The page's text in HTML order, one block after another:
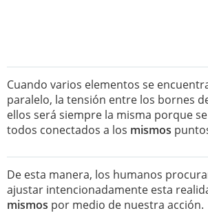
Cuando varios elementos se
paralelo, la tensión entre los bornes
ellos será siempre la misma porque
todos conectados a los mismos
De esta manera, los humanos
ajustar intencionadamente esta
mismos por medio de nuestra acción.